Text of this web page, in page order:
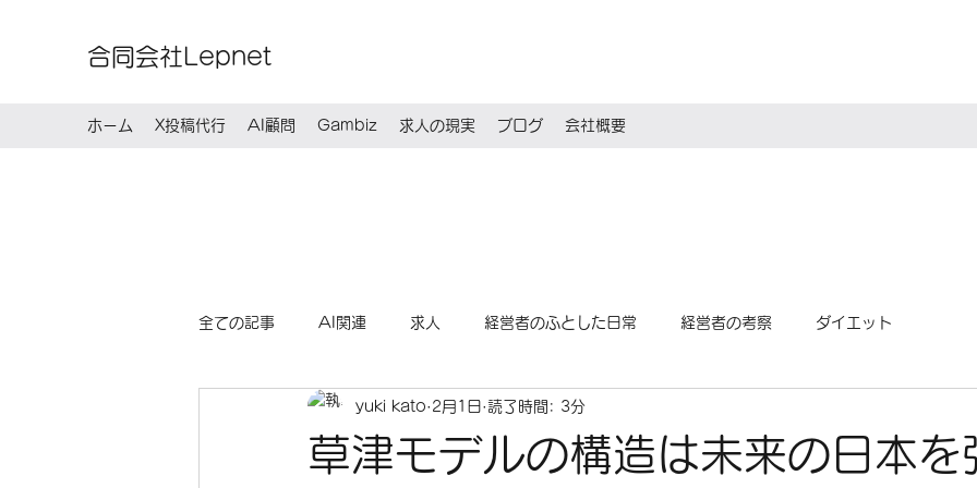
合同会社Lepnet
ホーム X投稿代行 AI顧問 Gambiz 求人の現実 ブログ 会社概要
全ての記事 AI関連 求人 経営者のふとした日常 経営者の考察 ダイエット
草津モデルの構造は未来の日本を
yuki kato 2月1日 読了時間: 3分